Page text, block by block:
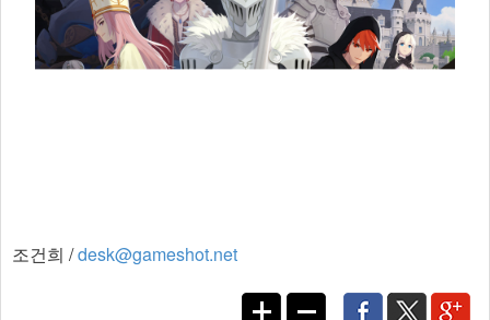
조건희 /desk@gameshot.net